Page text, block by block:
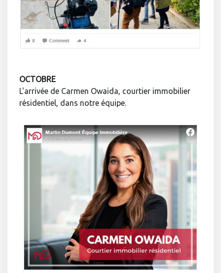
OCTOBRE
L'arrivée de Carmen Owaida, courtier immobilier
résidentiel, dans notre équipe.